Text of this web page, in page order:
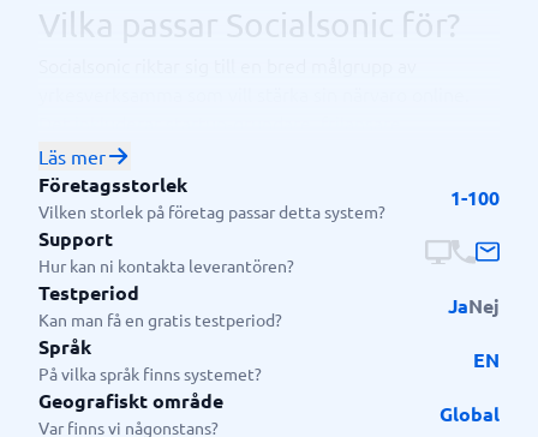
Vilka passar Socialsonic för?
småföretagare, säljproffs och branschexperter.
Användare från olika branscher såsom teknik,
utbildning, hälsovård och finans har använt Socialsonic
för att bygga auktoritet, attrahera kunder och skapa
meningsfulla nätverksmöjligheter.
Läs mer
Företagsstorlek
Vilken storlek på företag passar detta system?
1-100
Support
Hur kan ni kontakta leverantören?
Testperiod
Kan man få en gratis testperiod?
JaNej
Språk
På vilka språk finns systemet?
EN
Geografiskt område
Var finns vi någonstans?
Global